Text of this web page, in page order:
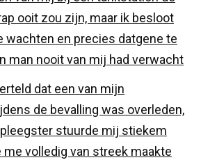
ooit zou zijn, maar ik besloot
wachten en precies datgene te
man nooit van mij had verwacht
dat een van mijn
de bevalling was overleden,
stuurde mij stiekem
me volledig van streek maakte